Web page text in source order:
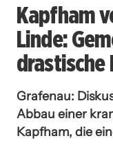
Kapfham
Linde:
drastische
Grafenau:
Abbau einer
Kapfham, die